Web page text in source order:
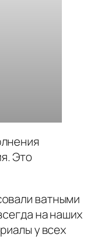
Это
ватными
на наших
у всех